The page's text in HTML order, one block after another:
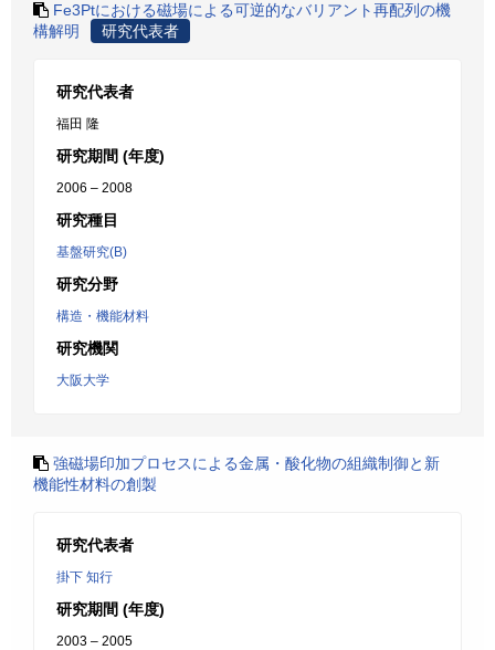
Fe3Ptにおける磁場による可逆的なバリアント再配列の機
構解明
研究代表者
研究代表者
福田 隆
研究期間 (年度)
2006 – 2008
研究種目
基盤研究(B)
研究分野
構造・機能材料
研究機関
大阪大学
強磁場印加プロセスによる金属・酸化物の組織制御と新
機能性材料の創製
研究代表者
掛下 知行
研究期間 (年度)
2003 – 2005